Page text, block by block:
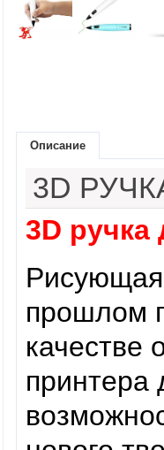
Загуститель волос
27гр
1000сом
Описание
3D
3D ручка
Рисующая
прошлом
качестве
принтера